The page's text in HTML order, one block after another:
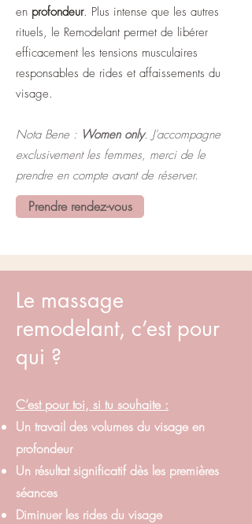
en profondeur. Plus intense que les autres
rituels, le Remodelant permet de libérer
efficacement les tensions musculaires
responsables de rides et affaissements du
visage.
Nota Bene : Women only. J'accompagne
exclusivement les femmes, merci de le
prendre en compte avant de réserver.
Prendre rendez-vous
Le massage
remodelant, c’est pour
qui ?
C’est pour toi, si tu souhaite :
Un travail des volumes du visage en
profondeur
Un résultat significatif dès les premières
séances
Diminuer les rides du visage